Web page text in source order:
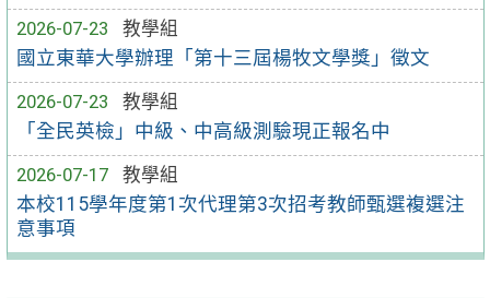
2026-07-23
教學組
國立東華大學辦理「第十三屆楊牧文學獎」徵文
2026-07-23
教學組
「全民英檢」中級、中高級測驗現正報名中
2026-07-17
教學組
本校115學年度第1次代理第3次招考教師甄選複選注
意事項